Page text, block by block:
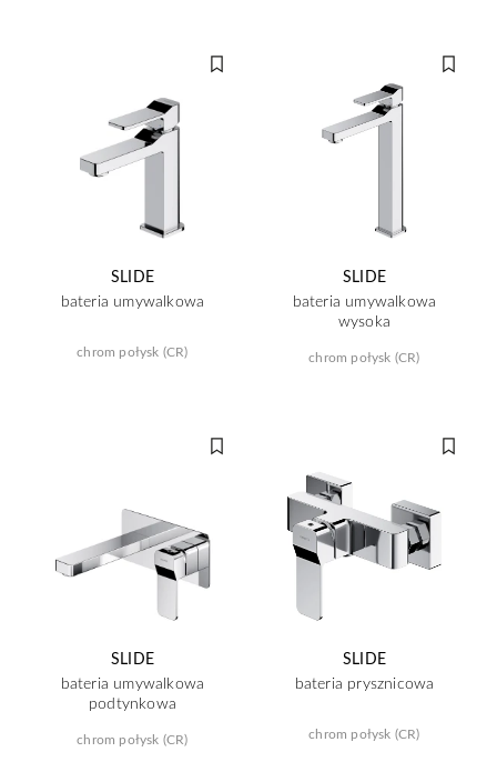
SLIDE
bateria umywalkowa
chrom połysk (CR)
SLIDE
bateria umywalkowa
wysoka
chrom połysk (CR)
SLIDE
bateria umywalkowa
podtynkowa
chrom połysk (CR)
SLIDE
bateria prysznicowa
chrom połysk (CR)